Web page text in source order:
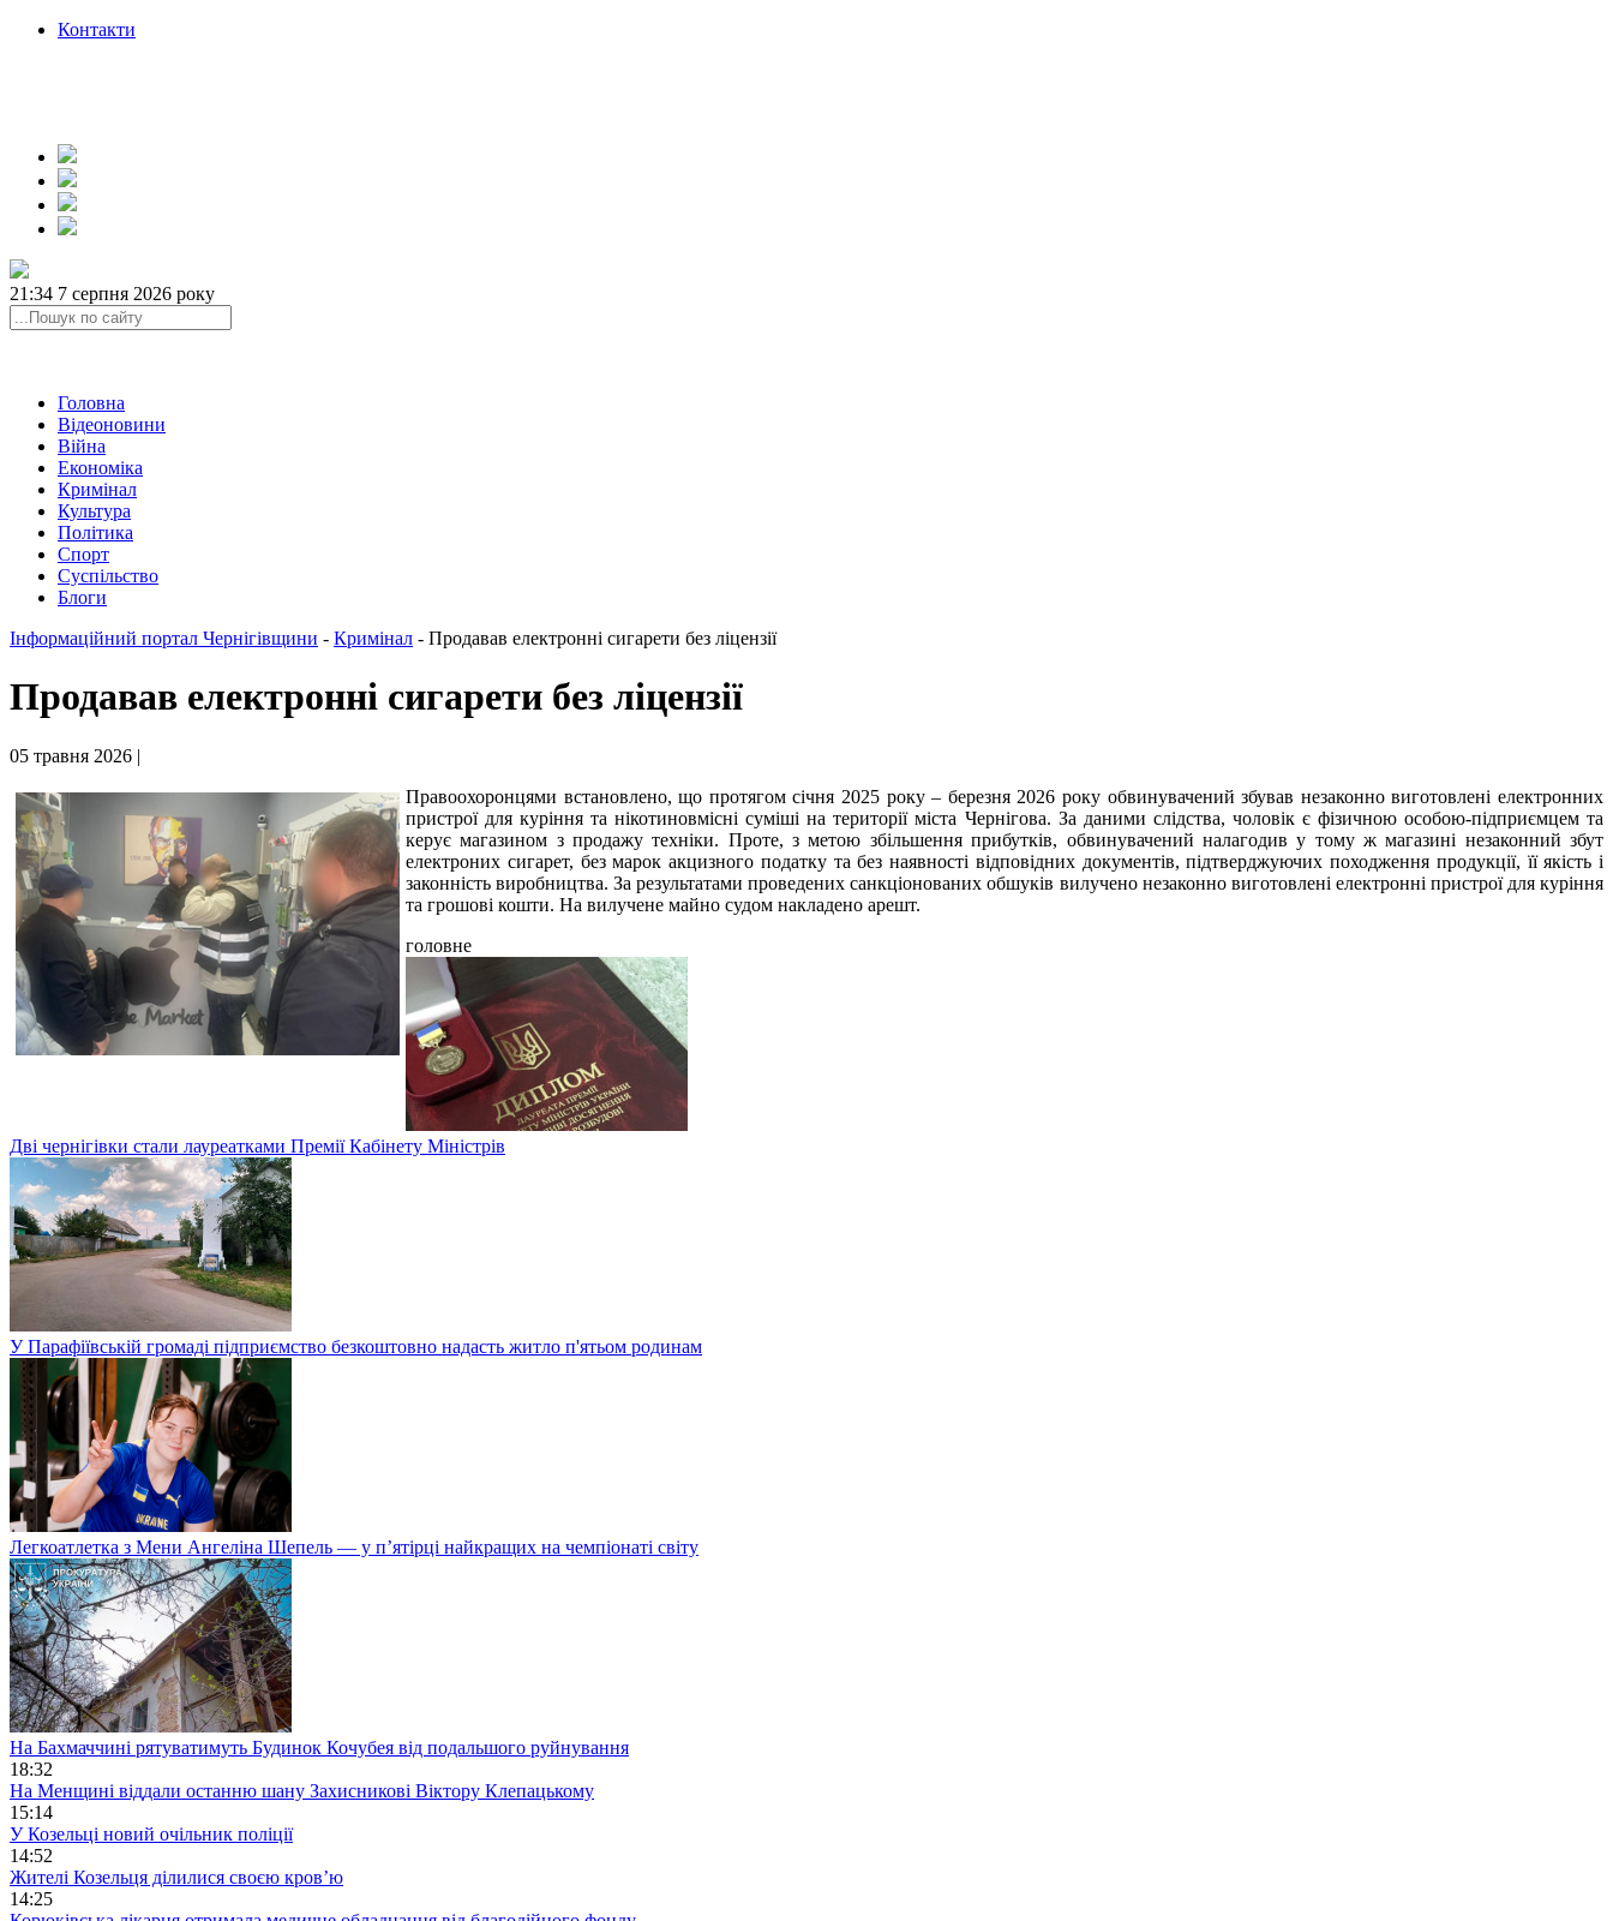
Контакти
21:34 7 серпня 2026 року
Головна
Відеоновини
Війна
Економіка
Кримінал
Культура
Політика
Спорт
Суспільство
Блоги
Інформаційний портал Чернігівщини - Кримінал - Продавав електронні сигарети без ліцензії
Продавав електронні сигарети без ліцензії
05 травня 2026 |
Правоохоронцями встановлено, що протягом січня 2025 року – березня 2026 року обвинувачений збував незаконно виготовлені електронних
пристрої для куріння та нікотиновмісні суміші на території міста Чернігова. За даними слідства, чоловік є фізичною особою-підприємцем та
керує магазином з продажу техніки. Проте, з метою збільшення прибутків, обвинувачений налагодив у тому ж магазині незаконний збут
електроних сигарет, без марок акцизного податку та без наявності відповідних документів, підтверджуючих походження продукції, її якість і
законність виробництва. За результатами проведених санкціонованих обшуків вилучено незаконно виготовлені електронні пристрої для куріння
та грошові кошти. На вилучене майно судом накладено арешт.
головне
Дві чернігівки стали лауреатками Премії Кабінету Міністрів
У Парафіївській громаді підприємство безкоштовно надасть житло п'ятьом родинам
Легкоатлетка з Мени Ангеліна Шепель — у п’ятірці найкращих на чемпіонаті світу
На Бахмаччині рятуватимуть Будинок Кочубея від подальшого руйнування
18:32
На Менщині віддали останню шану Захисникові Віктору Клепацькому
15:14
У Козельці новий очільник поліції
14:52
Жителі Козельця ділилися своєю кров’ю
14:25